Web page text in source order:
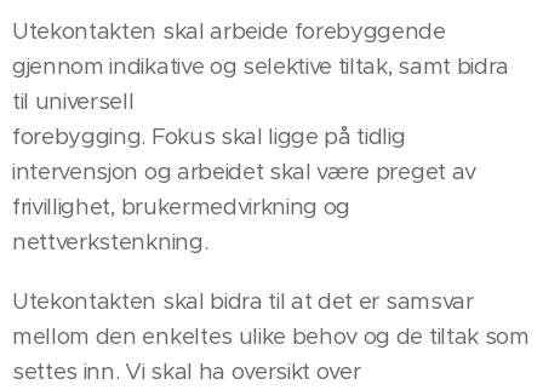
Utekontakten skal arbeide forebyggende
gjennom indikative og selektive tiltak, samt bidra
til universell
forebygging. Fokus skal ligge på tidlig
intervensjon og arbeidet skal være preget av
frivillighet, brukermedvirkning og
nettverkstenkning.
Utekontakten skal bidra til at det er samsvar
mellom den enkeltes ulike behov og de tiltak som
settes inn. Vi skal ha oversikt over